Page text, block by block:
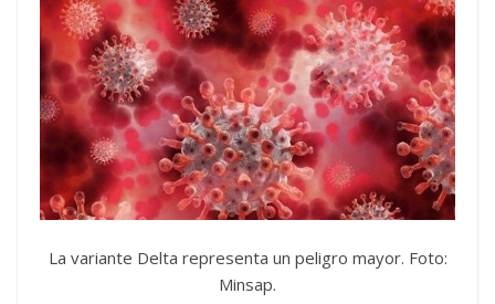
La variante Delta representa un peligro mayor. Foto:
Minsap.